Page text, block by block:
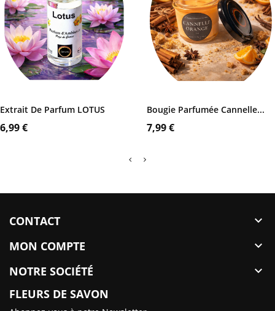
Extrait De Parfum LOTUS
Prix
6,99 €
Bougie Parfumée Cannelle...
Prix
7,99 €
CONTACT

MON COMPTE

NOTRE SOCIÉTÉ

FLEURS DE SAVON